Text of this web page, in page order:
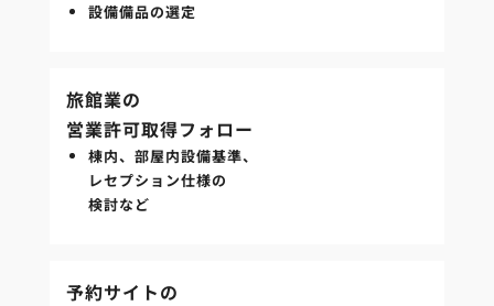
設備備品の選定
旅館業の
営業許可取得フォロー
棟内、部屋内設備基準、
レセプション仕様の
検討など
予約サイトの